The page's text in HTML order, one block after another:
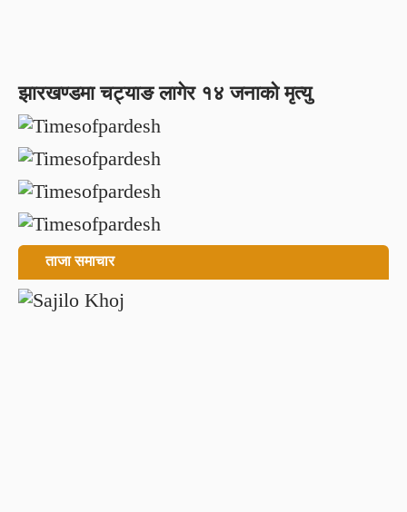
झारखण्डमा चट्याङ लागेर १४ जनाको मृत्यु
ताजा समाचार